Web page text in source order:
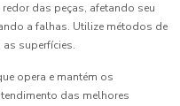
das peças, afetando seu
a falhas. Utilize métodos de
superfícies.
opera e mantém os
das melhores